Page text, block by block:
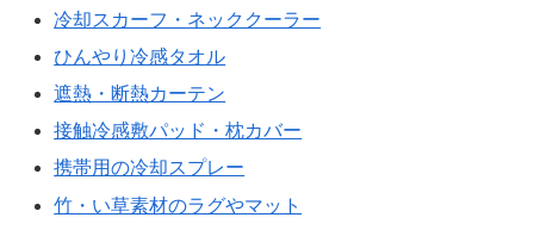
冷却スカーフ・ネッククーラー
ひんやり冷感タオル
遮熱・断熱カーテン
接触冷感敷パッド・枕カバー
携帯用の冷却スプレー
竹・い草素材のラグやマット